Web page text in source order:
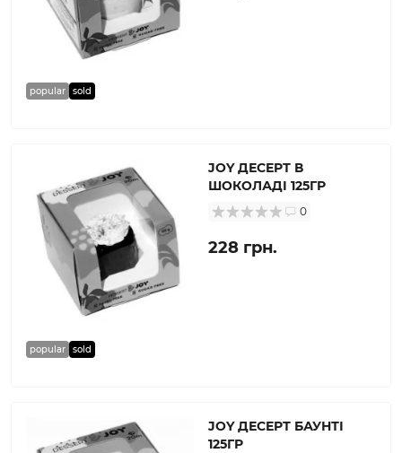
popular sold
popular sold
JOY ДЕСЕРТ В
ШОКОЛАДІ 125ГР
0
228 грн.
JOY ДЕСЕРТ БАУНТІ
125ГР